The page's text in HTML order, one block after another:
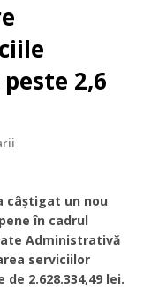
2,6
câștigat un nou
în cadrul
Administrativă
serviciilor
2.628.334,49 lei.